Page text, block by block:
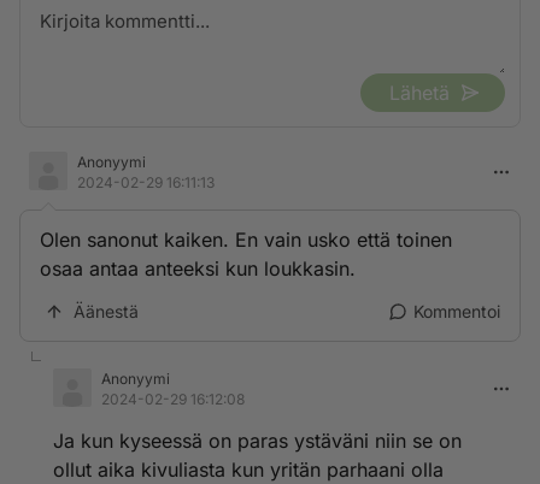
Lähetä
Anonyymi
2024-02-29 16:11:13
Olen sanonut kaiken. En vain usko että toinen
osaa antaa anteeksi kun loukkasin.
Äänestä Kommentoi
Anonyymi
2024-02-29 16:12:08
Ja kun kyseessä on paras ystäväni niin se on
ollut aika kivuliasta kun yritän parhaani olla